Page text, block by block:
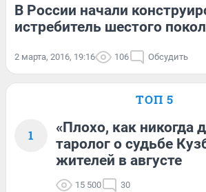
В России начали
истребитель шестого
2 марта, 2016, 19:16 106 Обсудить
ТОП 5
1
«Плохо, как никогда
таролог о судьбе
жителей в августе
15 500 30